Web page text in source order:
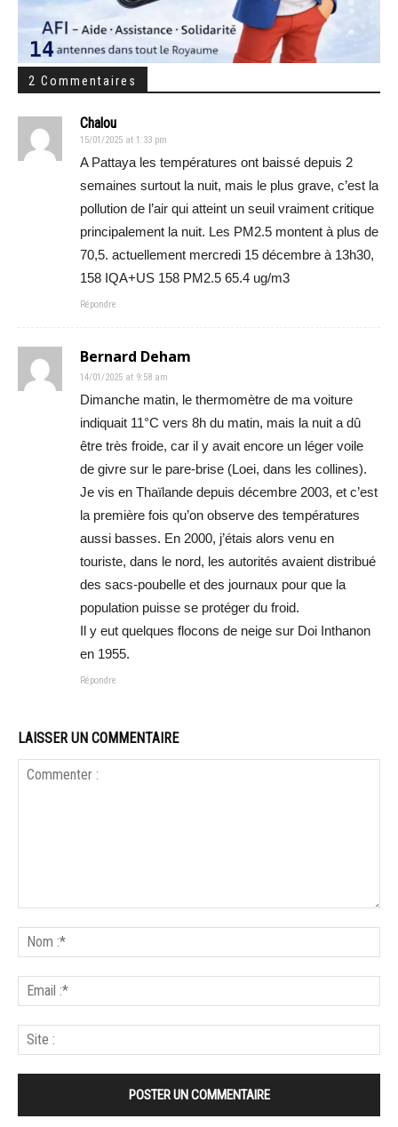
2 Commentaires
Chalou
15/01/2025 at 1:33 pm
A Pattaya les températures ont baissé depuis 2
semaines surtout la nuit, mais le plus grave, c’est la
pollution de l’air qui atteint un seuil vraiment critique
principalement la nuit. Les PM2.5 montent à plus de
70,5. actuellement mercredi 15 décembre à 13h30,
158 IQA+US 158 PM2.5 65.4 ug/m3
Répondre
Bernard Deham
14/01/2025 at 9:58 am
Dimanche matin, le thermomètre de ma voiture
indiquait 11°C vers 8h du matin, mais la nuit a dû
être très froide, car il y avait encore un léger voile
de givre sur le pare-brise (Loei, dans les collines).
Je vis en Thaïlande depuis décembre 2003, et c’est
la première fois qu’on observe des températures
aussi basses. En 2000, j’étais alors venu en
touriste, dans le nord, les autorités avaient distribué
des sacs-poubelle et des journaux pour que la
population puisse se protéger du froid.
Il y eut quelques flocons de neige sur Doi Inthanon
en 1955.
Répondre
LAISSER UN COMMENTAIRE